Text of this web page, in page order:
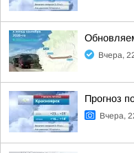
Вчера,
Прогноз
Вчера,